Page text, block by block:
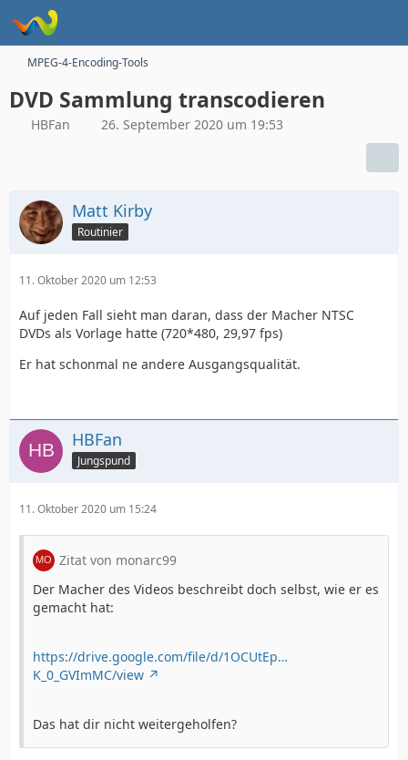
MPEG-4-Encoding-Tools
DVD Sammlung transcodieren
HBFan 26. September 2020 um 19:53
Matt Kirby
Routinier
11. Oktober 2020 um 12:53
Auf jeden Fall sieht man daran, dass der Macher NTSC
DVDs als Vorlage hatte (720*480, 29,97 fps)
Er hat schonmal ne andere Ausgangsqualität.
HBFan
Jungspund
11. Oktober 2020 um 15:24
Zitat von monarc99
Der Macher des Videos beschreibt doch selbst, wie er es
gemacht hat:
https://drive.google.com/file/d/1OCUtEp…
K_0_GVImMC/view
Das hat dir nicht weitergeholfen?